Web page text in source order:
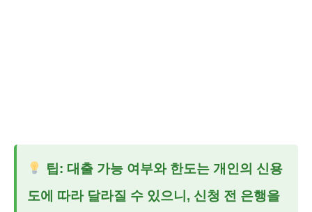
팁: 대출 가능 여부와 한도는 개인의 신용
도에 따라 달라질 수 있으니, 신청 전 은행을